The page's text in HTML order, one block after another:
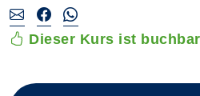
Dieser Kurs ist